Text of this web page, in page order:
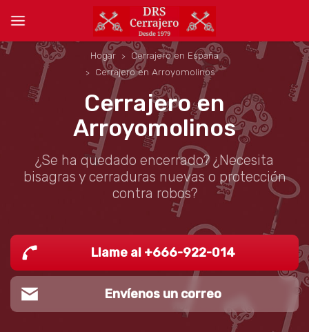
Hogar
Cerrajero en España
Cerrajero en Arroyomolinos
Cerrajero en
Arroyomolinos
¿Se ha quedado encerrado? ¿Necesita
bisagras y cerraduras nuevas o protección
contra robos?
Llame al +666-922-014
Envíenos un correo